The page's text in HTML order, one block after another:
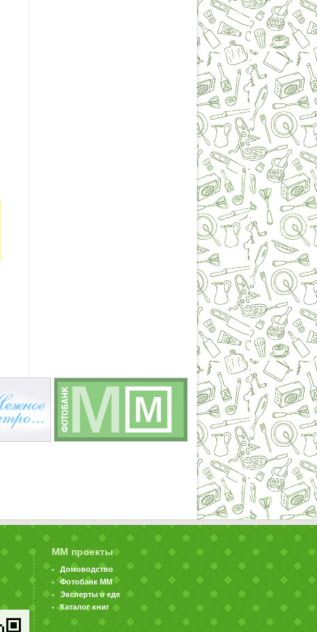
ММ проекты
Домоводство
Фотобанк ММ
Эксперты о еде
Каталог книг